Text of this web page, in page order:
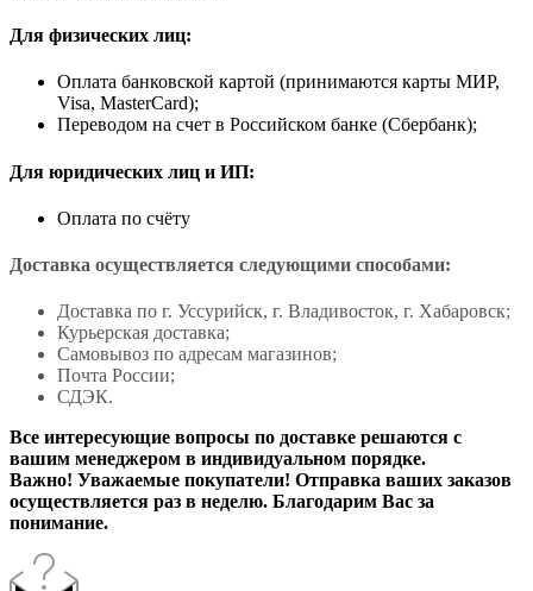
Для физических лиц:
Оплата банковской картой (принимаются карты МИР,
Visa, MasterCard);
Переводом на счет в Российском банке (Сбербанк);
Для юридических лиц и ИП:
Оплата по счёту
Доставка осуществляется следующими способами:
Доставка по г. Уссурийск, г. Владивосток, г. Хабаровск;
Курьерская доставка;
Самовывоз по адресам магазинов;
Почта России;
СДЭК.
Все интересующие вопросы по доставке решаются с
вашим менеджером в индивидуальном порядке.
Важно! Уважаемые покупатели! Отправка ваших заказов
осуществляется раз в неделю. Благодарим Вас за
понимание.